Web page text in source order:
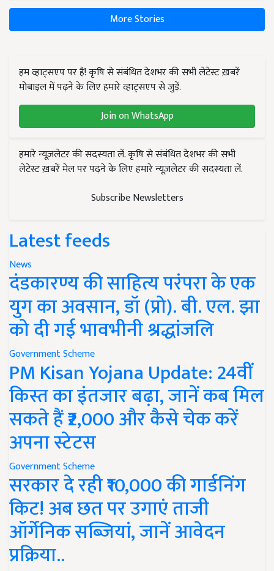
More Stories
हम व्हाट्सएप पर हैं! कृषि से संबंधित देशभर की सभी लेटेस्ट ख़बरें
मोबाइल में पढ़ने के लिए हमारे व्हाट्सएप से जुड़ें.
Join on WhatsApp
हमारे न्यूज़लेटर की सदस्यता लें. कृषि से संबंधित देशभर की सभी
लेटेस्ट ख़बरें मेल पर पढ़ने के लिए हमारे न्यूज़लेटर की सदस्यता लें.
Subscribe Newsletters
Latest feeds
News
दंडकारण्य की साहित्य परंपरा के एक
युग का अवसान, डॉ (प्रो). बी. एल. झा
को दी गई भावभीनी श्रद्धांजलि
Government Scheme
PM Kisan Yojana Update: 24वीं
किस्त का इंतजार बढ़ा, जानें कब मिल
सकते हैं ₹2,000 और कैसे चेक करें
अपना स्टेटस
Government Scheme
सरकार दे रही ₹10,000 की गार्डनिंग
किट! अब छत पर उगाएं ताजी
ऑर्गेनिक सब्जियां, जानें आवेदन
प्रक्रिया..